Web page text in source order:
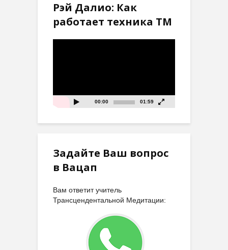
Рэй Далио: Как
работает техника ТМ
00:00 01:59
Задайте Ваш вопрос
в Вацап
Вам ответит учитель
Трансцендентальной Медитации: